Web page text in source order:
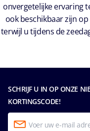
onvergetelijke ervaring
ook beschikbaar zijn
terwijl u tijdens de
SCHRIJF U IN OP ONZE
KORTINGSCODE!